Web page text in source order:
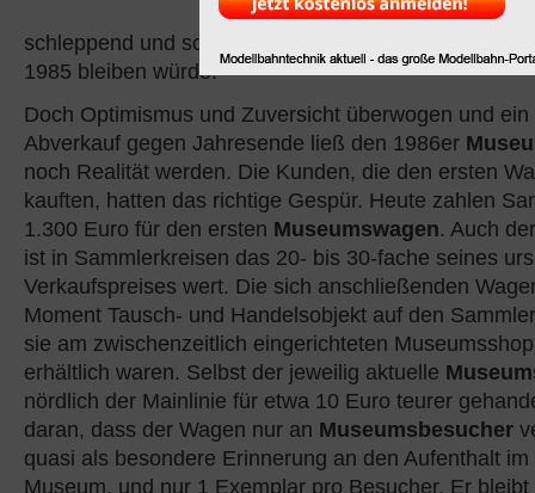
Vorrat reichte. Der
schleppend und so sah es lange aus, als ob es bei
1985 bleiben würde.
Doch Optimismus und Zuversicht überwogen und
Abverkauf gegen Jahresende ließ den 1986er
noch Realität werden. Die Kunden, die den ersten
kauften, hatten das richtige Gespür. Heute zahlen
1.300 Euro für den ersten Museumswagen. Auch
ist in Sammlerkreisen das 20- bis 30-fache seines
Verkaufspreises wert. Die sich anschließenden
Moment Tausch- und Handelsobjekt auf den
sie am zwischenzeitlich eingerichteten
erhältlich waren. Selbst der jeweilig aktuelle
nördlich der Mainlinie für etwa 10 Euro teurer
daran, dass der Wagen nur an Museumsbesucher
quasi als besondere Erinnerung an den Aufenthalt
Museum, und nur 1 Exemplar pro Besucher. Er